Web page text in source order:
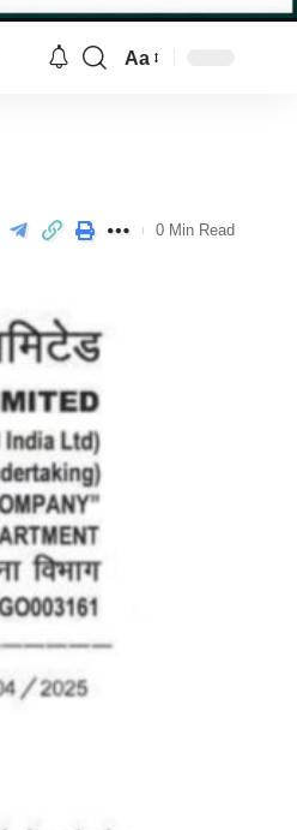
Aa
0 Min Read